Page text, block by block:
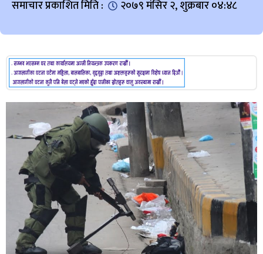
समाचार प्रकाशित मिति : २०७९ मंसिर २, शुक्रबार ०४:४८